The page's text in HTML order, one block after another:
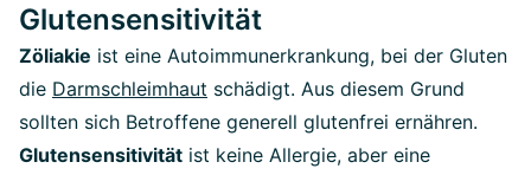
Glutensensitivität
Zöliakie ist eine Autoimmunerkrankung, bei der Gluten
die Darmschleimhaut schädigt. Aus diesem Grund
sollten sich Betroffene generell glutenfrei ernähren.
Glutensensitivität ist keine Allergie, aber eine